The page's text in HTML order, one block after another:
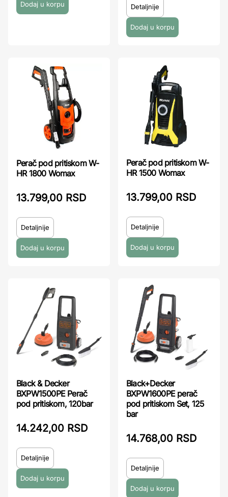
Detaljnije
Perač pod pritiskom W-
HR 1800 Womax
13.799,00 RSD
Detaljnije
Perač pod pritiskom W-
HR 1500 Womax
13.799,00 RSD
Detaljnije
Black & Decker
BXPW1500PE Perač
pod pritiskom, 120bar
14.242,00 RSD
Detaljnije
Black+Decker
BXPW1600PE perač
pod pritiskom Set, 125
bar
14.768,00 RSD
Detaljnije